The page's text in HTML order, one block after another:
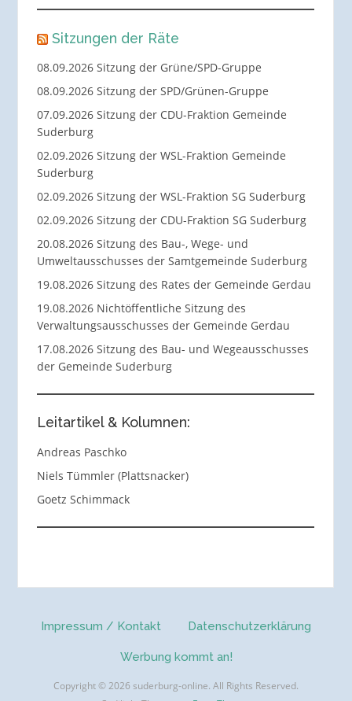
Sitzungen der Räte
08.09.2026 Sitzung der Grüne/SPD-Gruppe
08.09.2026 Sitzung der SPD/Grünen-Gruppe
07.09.2026 Sitzung der CDU-Fraktion Gemeinde
Suderburg
02.09.2026 Sitzung der WSL-Fraktion Gemeinde
Suderburg
02.09.2026 Sitzung der WSL-Fraktion SG Suderburg
02.09.2026 Sitzung der CDU-Fraktion SG Suderburg
20.08.2026 Sitzung des Bau-, Wege- und
Umweltausschusses der Samtgemeinde Suderburg
19.08.2026 Sitzung des Rates der Gemeinde Gerdau
19.08.2026 Nichtöffentliche Sitzung des
Verwaltungsausschusses der Gemeinde Gerdau
17.08.2026 Sitzung des Bau- und Wegeausschusses
der Gemeinde Suderburg
Leitartikel & Kolumnen:
Andreas Paschko
Niels Tümmler (Plattsnacker)
Goetz Schimmack
Impressum / Kontakt Datenschutzerklärung
Werbung kommt an!
Copyright © 2026 suderburg-online. All Rights Reserved.